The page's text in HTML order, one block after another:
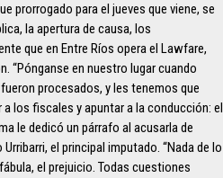
prorrogado para el jueves que viene, se
la apertura de causa, los
que en Entre Ríos opera el Lawfare,
“Pónganse en nuestro lugar cuando
procesados, y les tenemos que
los fiscales y apuntar a la conducción: el
le dedicó un párrafo al acusarla de
el principal imputado. “Nada de lo
el prejuicio. Todas cuestiones